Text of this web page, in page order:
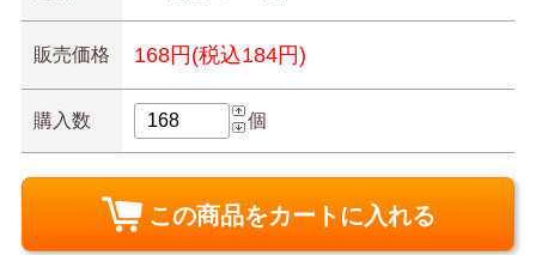
販売価格 168円(税込184円)
購入数 個
この商品をカートに入れる